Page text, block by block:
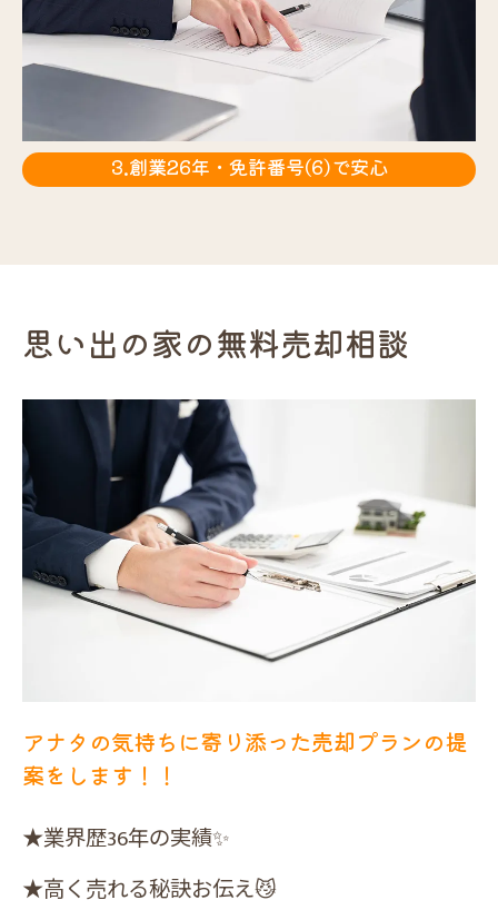
3.創業26年・免許番号(6)で安心
思い出の家の無料売却相談
アナタの気持ちに寄り添った売却プランの提
案をします！！
★業界歴36年の実績✨
★高く売れる秘訣お伝え😼